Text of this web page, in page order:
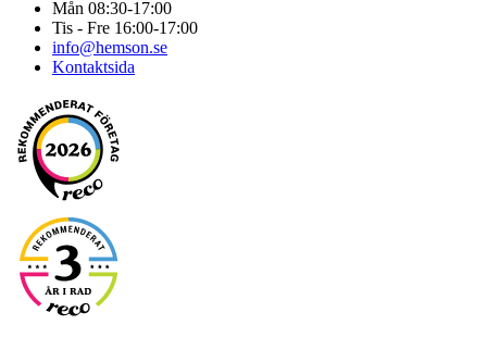
Mån 08:30-17:00
Tis - Fre 16:00-17:00
info@hemson.se
Kontaktsida